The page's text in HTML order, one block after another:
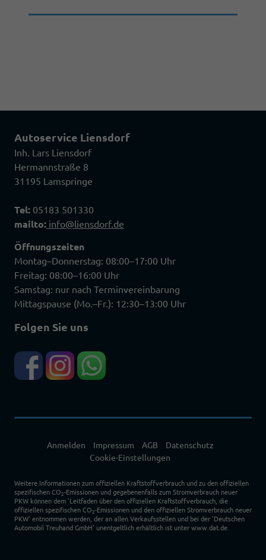
Autoservice Liensdorf
Inh. Lars Liensdorf
Hermannstraße 8
31195 Lamspringe
Tel: 05183 501330
mailto: info@liensdorf.de
Öffnungszeiten
Montag–Donnerstag: 08:00–17:00 Uhr
Freitag: 08:00–16:00 Uhr
Samstag: nur nach Terminvereinbarung
Mittagspause (Mo.–Fr.): 12:30–13:00 Uhr
Folgen Sie uns
Anmelden Impressum AGB
Datenschutz
Cookie-Einstellungen
Weitere Informationen zum offiziellen Kraftstoffverbrauch und zu den offiziellen
spezifischen CO2-Emissionen und gegebenenfalls zum Stromverbrauch neuer
PKW können dem 'Leitfaden über den offiziellen Kraftstoffverbrauch, die
offiziellen spezifischen CO2-Emissionen und den offiziellen Stromverbrauch neuer
PKW' entnommen werden, der an allen Verkaufsstellen und bei der 'Deutschen
Automobil Treuhand GmbH' unentgeltlich erhältlich ist unter www.dat.de.